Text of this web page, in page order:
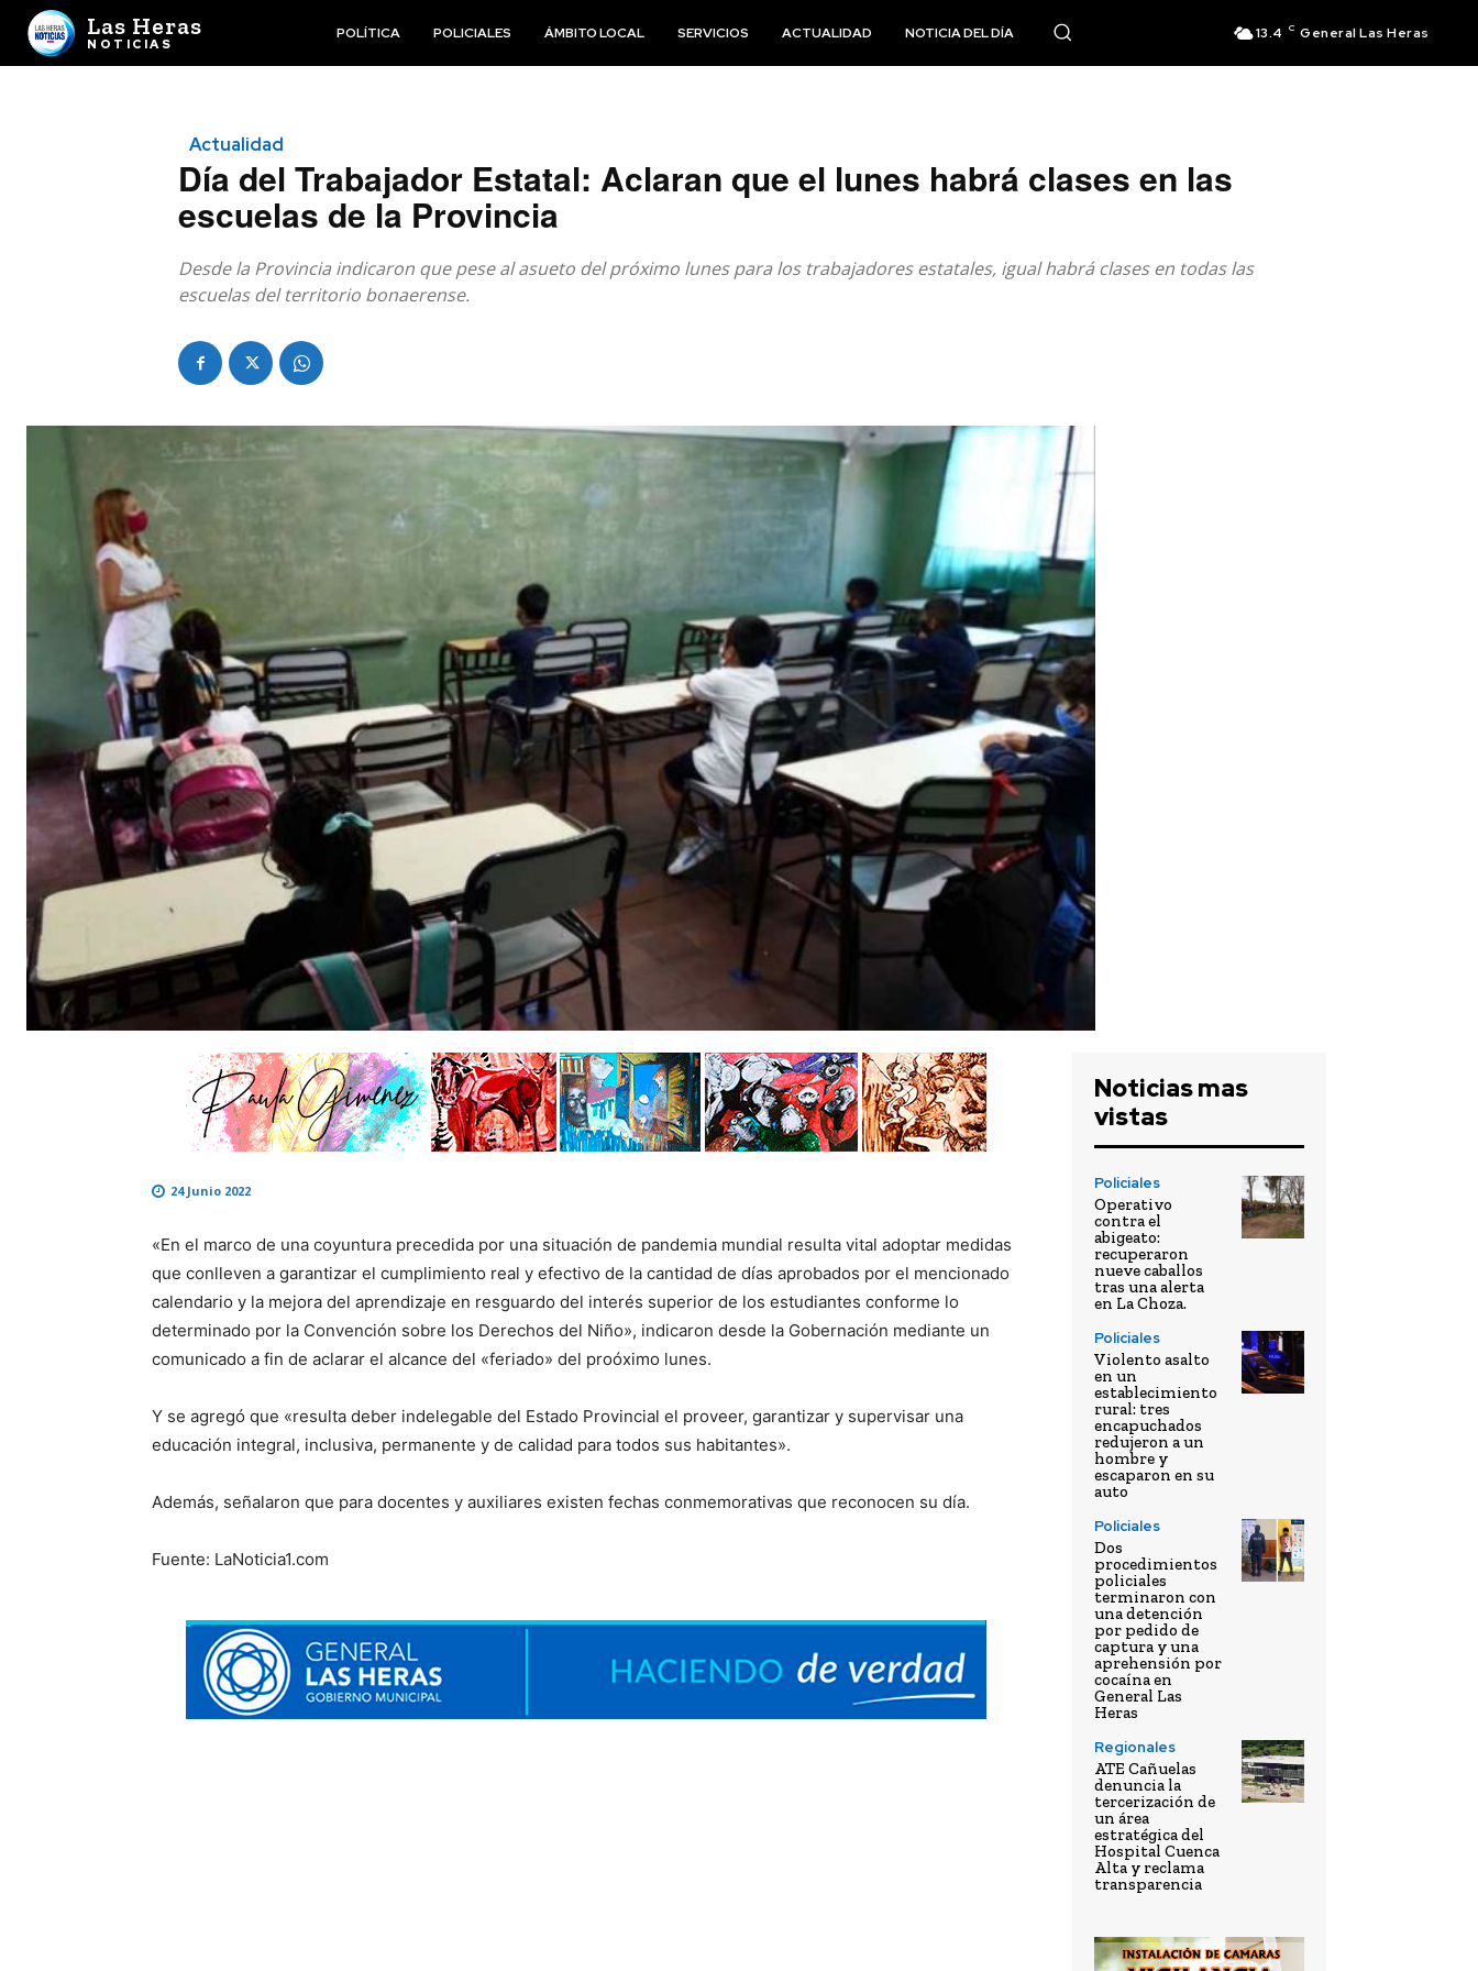
Las Heras
NOTICIAS
POLÍTICA POLICIALES ÁMBITO LOCAL SERVICIOS ACTUALIDAD NOTICIA DEL DÍA 13.4 C General Las Heras
Actualidad
Día del Trabajador Estatal: Aclaran que el lunes habrá clases en las
escuelas de la Provincia
Desde la Provincia indicaron que pese al asueto del próximo lunes para los trabajadores estatales, igual habrá clases en todas las
escuelas del territorio bonaerense.
24 Junio 2022
«En el marco de una coyuntura precedida por una situación de pandemia mundial resulta vital adoptar medidas
que conlleven a garantizar el cumplimiento real y efectivo de la cantidad de días aprobados por el mencionado
calendario y la mejora del aprendizaje en resguardo del interés superior de los estudiantes conforme lo
determinado por la Convención sobre los Derechos del Niño», indicaron desde la Gobernación mediante un
comunicado a fin de aclarar el alcance del «feriado» del proóximo lunes.
Y se agregó que «resulta deber indelegable del Estado Provincial el proveer, garantizar y supervisar una
educación integral, inclusiva, permanente y de calidad para todos sus habitantes».
Además, señalaron que para docentes y auxiliares existen fechas conmemorativas que reconocen su día.
Fuente: LaNoticia1.com
Noticias mas
vistas
Policiales
Operativo
contra el
abigeato:
recuperaron
nueve caballos
tras una alerta
en La Choza.
Policiales
Violento asalto
en un
establecimiento
rural: tres
encapuchados
redujeron a un
hombre y
escaparon en su
auto
Policiales
Dos
procedimientos
policiales
terminaron con
una detención
por pedido de
captura y una
aprehensión por
cocaína en
General Las
Heras
Regionales
ATE Cañuelas
denuncia la
tercerización de
un área
estratégica del
Hospital Cuenca
Alta y reclama
transparencia